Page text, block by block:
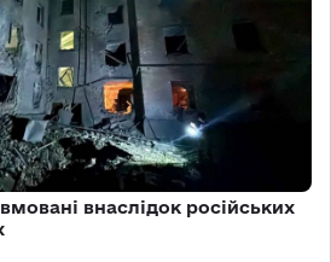
внаслідок російських